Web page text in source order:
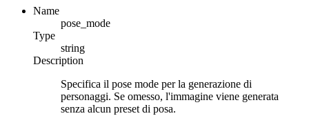
Name
pose_mode
Type
string
Description
Specifica il pose mode per la generazione di
personaggi. Se omesso, l'immagine viene generata
senza alcun preset di posa.